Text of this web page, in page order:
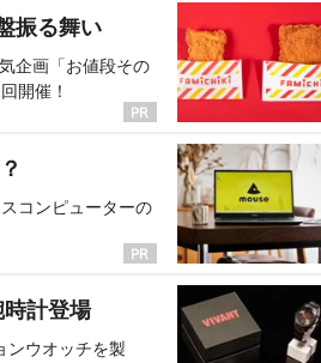
振る舞い
企画「お値段その
開催！
コンピューターの
計登場
ンウオッチを製